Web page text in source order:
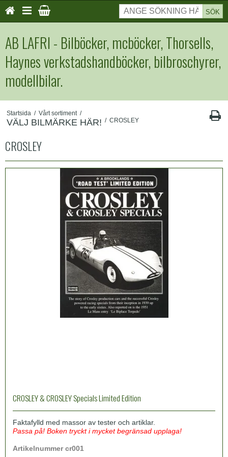
SÖK
AB LAFRI - Bilböcker, mcböcker, Thorsells,
Haynes verkstadshandböcker, bilbroschyrer,
modellbilar.
Startsida / Vårt sortiment /
VÄLJ BILMÄRKE HÄR! / CROSLEY
CROSLEY
CROSLEY & CROSLEY Specials Limited Edition
Faktafylld med massor av tester och artiklar.
Passa på! Boken tryckt i mycket begränsad upplaga!
Artikelnummer cr001